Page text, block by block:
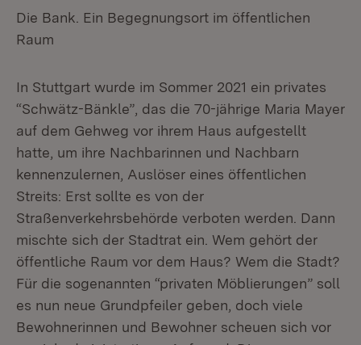
Die Bank. Ein Begegnungsort im öffentlichen
Raum
In Stuttgart wurde im Sommer 2021 ein privates
“Schwätz-Bänkle”, das die 70-jährige Maria Mayer
auf dem Gehweg vor ihrem Haus aufgestellt
hatte, um ihre Nachbarinnen und Nachbarn
kennenzulernen, Auslöser eines öffentlichen
Streits: Erst sollte es von der
Straßenverkehrsbehörde verboten werden. Dann
mischte sich der Stadtrat ein. Wem gehört der
öffentliche Raum vor dem Haus? Wem die Stadt?
Für die sogenannten “privaten Möblierungen” soll
es nun neue Grundpfeiler geben, doch viele
Bewohnerinnen und Bewohner scheuen sich vor